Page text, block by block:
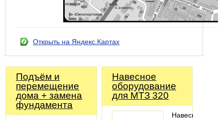
Открыть на Яндекс.Картах
Подъём и
перемещение
дома + замена
фундамента
Навесное
оборудование
для МТЗ 320
Навесное